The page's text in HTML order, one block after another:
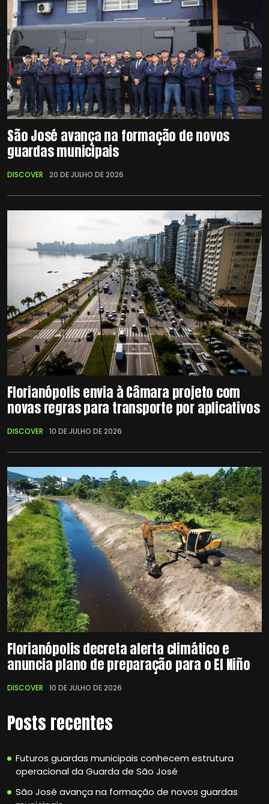
São José avança na formação de novos
guardas municipais
DISCOVER 20 DE JULHO DE 2026
Florianópolis envia à Câmara projeto com
novas regras para transporte por aplicativos
DISCOVER 10 DE JULHO DE 2026
Florianópolis decreta alerta climático e
anuncia plano de preparação para o El Niño
DISCOVER 10 DE JULHO DE 2026
Posts recentes
Futuros guardas municipais conhecem estrutura
operacional da Guarda de São José
São José avança na formação de novos guardas